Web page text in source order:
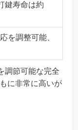
鍵寿命は約
を調整可能、
調節可能な完全
に非常に高いが